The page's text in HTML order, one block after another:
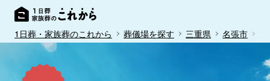
1日葬・家族葬のこれから 葬儀場を探す 三重県 名張市